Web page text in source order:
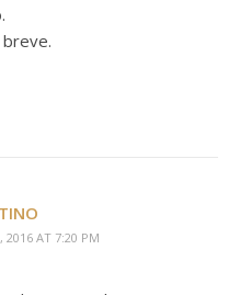
2016 AT 7:20 PM